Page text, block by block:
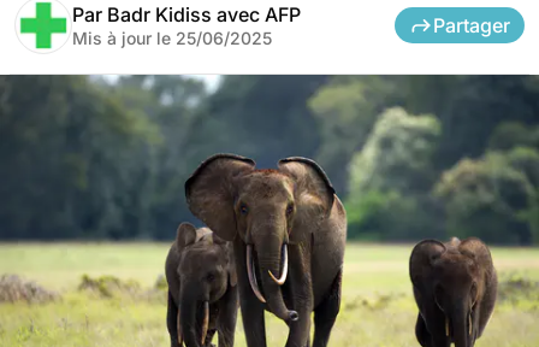
Par Badr Kidiss avec AFP
Mis à jour le 25/06/2025
Partager